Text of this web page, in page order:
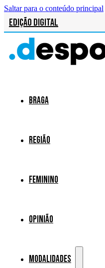
Saltar para o conteúdo principal
Edição Digital
Braga
Região
Feminino
Opinião
Modalidades